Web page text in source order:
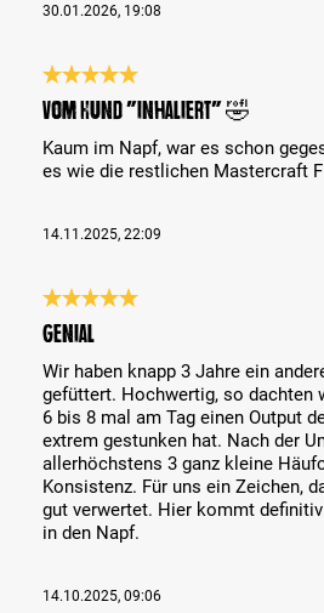
30.01.2026, 19:08
Recenze s hodnocením 5 z 5 hvězd
Vom Hund "inhaliert" 🤣
Kaum im Napf, war es schon
es wie die restlichen Mastercraft
14.11.2025, 22:09
Recenze s hodnocením 5 z 5 hvězd
Genial
Wir haben knapp 3 Jahre ein
gefüttert. Hochwertig, so dachten
6 bis 8 mal am Tag einen Output
extrem gestunken hat. Nach der
allerhöchstens 3 ganz kleine
Konsistenz. Für uns ein Zeichen,
gut verwertet. Hier kommt
in den Napf.
14.10.2025, 09:06